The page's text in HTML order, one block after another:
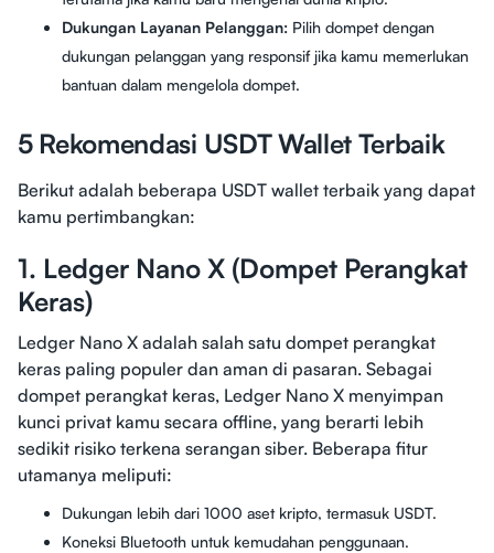
Dukungan Layanan Pelanggan: Pilih dompet dengan
dukungan pelanggan yang responsif jika kamu memerlukan
bantuan dalam mengelola dompet.
5 Rekomendasi USDT Wallet Terbaik
Berikut adalah beberapa USDT wallet terbaik yang dapat
kamu pertimbangkan:
1. Ledger Nano X (Dompet Perangkat
Keras)
Ledger Nano X adalah salah satu dompet perangkat
keras paling populer dan aman di pasaran. Sebagai
dompet perangkat keras, Ledger Nano X menyimpan
kunci privat kamu secara offline, yang berarti lebih
sedikit risiko terkena serangan siber. Beberapa fitur
utamanya meliputi:
Dukungan lebih dari 1000 aset kripto, termasuk USDT.
Koneksi Bluetooth untuk kemudahan penggunaan.